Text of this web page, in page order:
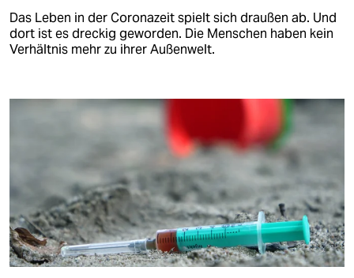
Das Leben in der Coronazeit spielt sich draußen ab. Und
dort ist es dreckig geworden. Die Menschen haben kein
Verhältnis mehr zu ihrer Außenwelt.